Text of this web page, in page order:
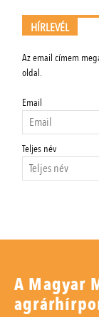
HÍRLEVÉL
Az email címem
oldal.
Email
Teljes név
A Magyar